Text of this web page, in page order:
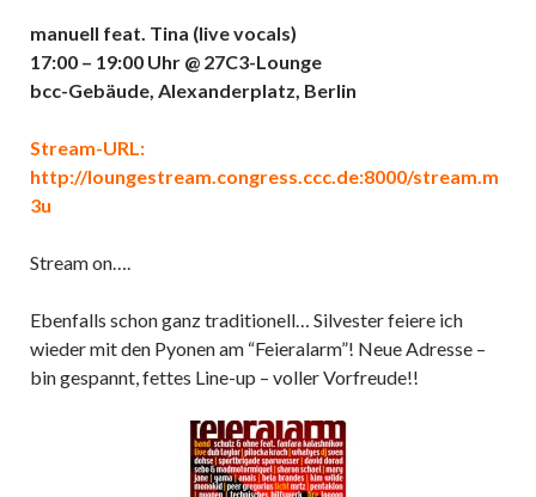
manuell feat. Tina (live vocals)
17:00 – 19:00 Uhr @ 27C3-Lounge
bcc-Gebäude, Alexanderplatz, Berlin
Stream-URL:
http://loungestream.congress.ccc.de:8000/stream.m
3u
Stream on….
Ebenfalls schon ganz traditionell… Silvester feiere ich
wieder mit den Pyonen am “Feieralarm”! Neue Adresse –
bin gespannt, fettes Line-up – voller Vorfreude!!